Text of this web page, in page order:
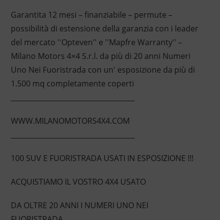
Garantita 12 mesi – finanziabile – permute –
possibilità di estensione della garanzia con i leader
del mercato ''Opteven'' e ''Mapfre Warranty'' –
Milano Motors 4×4 S.r.l. da più di 20 anni Numeri
Uno Nei Fuoristrada con un' esposizione da più di
1.500 mq completamente coperti
WWW.MILANOMOTORS4X4.COM
100 SUV E FUORISTRADA USATI IN ESPOSIZIONE !!!
ACQUISTIAMO IL VOSTRO 4X4 USATO
DA OLTRE 20 ANNI I NUMERI UNO NEI